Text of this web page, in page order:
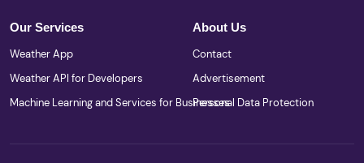
Our Services
Weather App
Weather API for Developers
Machine Learning and Services for Businesses
About Us
Contact
Advertisement
Personal Data Protection